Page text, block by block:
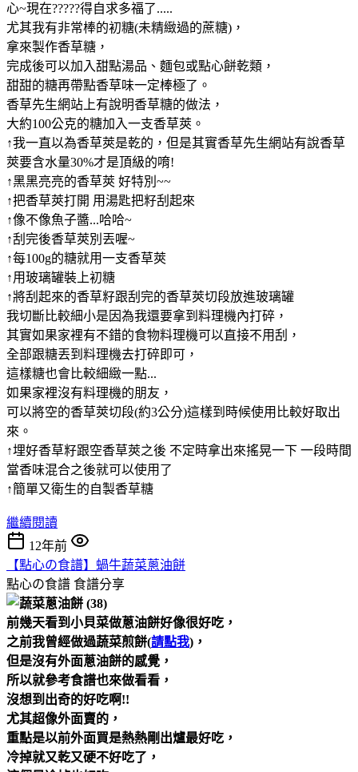
心~現在?????得自求多福了.....
尤其我有非常棒的初糖(未精緻過的蔗糖)，
拿來製作香草糖，
完成後可以加入甜點湯品、麵包或點心餅乾類，
甜甜的糖再帶點香草味一定棒極了。
香草先生網站上有說明香草糖的做法，
大約100公克的糖加入一支香草莢。
↑我一直以為香草莢是乾的，但是其實香草先生網站有說香草
莢要含水量30%才是頂級的唷!
↑黑黑亮亮的香草莢 好特別~~
↑把香草莢打開 用湯匙把籽刮起來
↑像不像魚子醬...哈哈~
↑刮完後香草莢別丟喔~
↑每100g的糖就用一支香草莢
↑用玻璃罐裝上初糖
↑將刮起來的香草籽跟刮完的香草莢切段放進玻璃罐
我切斷比較細小是因為我還要拿到料理機內打碎，
其實如果家裡有不錯的食物料理機可以直接不用刮，
全部跟糖丟到料理機去打碎即可，
這樣糖也會比較細緻一點...
如果家裡沒有料理機的朋友，
可以將空的香草莢切段(約3公分)這樣到時候使用比較好取出
來。
↑埋好香草籽跟空香草莢之後 不定時拿出來搖晃一下 一段時間
當香味混合之後就可以使用了
↑簡單又衛生的自製香草糖
繼續閱讀
12年前
【點心の食譜】蝸牛蔬菜蔥油餅
點心の食譜 食譜分享
前幾天看到小貝菜做蔥油餅好像很好吃，
之前我曾經做過蔬菜煎餅(請點我)，
但是沒有外面蔥油餅的感覺，
所以就參考食譜也來做看看，
沒想到出奇的好吃啊!!
尤其超像外面賣的，
重點是以前外面買是熱熱剛出爐最好吃，
冷掉就又乾又硬不好吃了，